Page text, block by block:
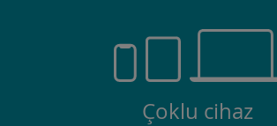
Çoklu cihaz